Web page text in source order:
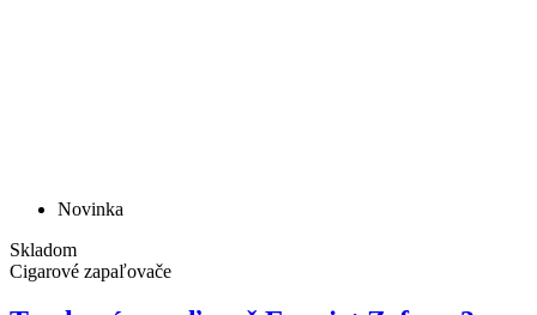
Novinka
Skladom
Cigarové zapaľovače